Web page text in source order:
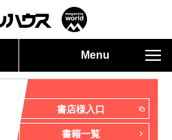
Menu
書店様入口
書籍一覧